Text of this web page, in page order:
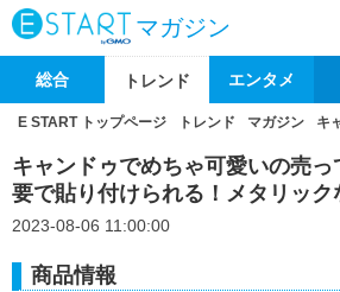
マガジン
総合 トレンド エンタメ
E START トップページ トレンド マガジン キ
キャンドゥでめちゃ可愛いの売
要で貼り付けられる！メタリック
2023-08-06 11:00:00
商品情報